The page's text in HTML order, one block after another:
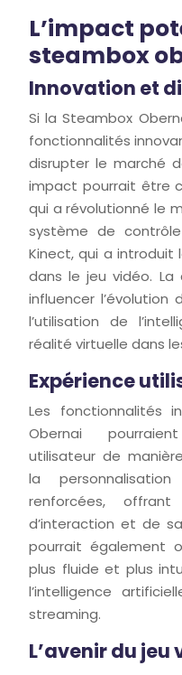
L’impact
steambox
Innovation et
Si la Steambox
fonctionnalités
disrupter le marché
impact pourrait être
qui a révolutionné le
système de
Kinect, qui a
dans le jeu vidéo.
influencer l’évolution
l’utilisation de
réalité virtuelle dans
Expérience
Les fonctionnalités
Obernai
utilisateur de
la
renforcées,
d’interaction et de
pourrait également
plus fluide et plus
l’intelligence
streaming.
L’avenir du jeu